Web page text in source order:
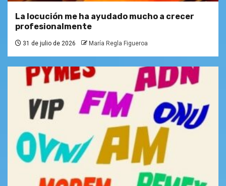
La locución me ha ayudado mucho a crecer
profesionalmente
31 de julio de 2026 María Regla Figueroa